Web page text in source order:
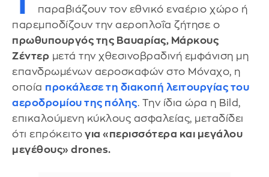
παραβιάζουν τον εθνικό εναέριο χώρο ή
παρεμποδίζουν την αεροπλοΐα ζήτησε ο
πρωθυπουργός της Βαυαρίας, Μάρκους
Ζέντερ μετά την χθεσινοβραδινή εμφάνιση μη
επανδρωμένων αεροσκαφών στο Μόναχο, η
οποία προκάλεσε τη διακοπή λειτουργίας του
αεροδρομίου της πόλης. Την ίδια ώρα η Bild,
επικαλούμενη κύκλους ασφαλείας, μεταδίδει
ότι επρόκειτο για «περισσότερα και μεγάλου
μεγέθους» drones.